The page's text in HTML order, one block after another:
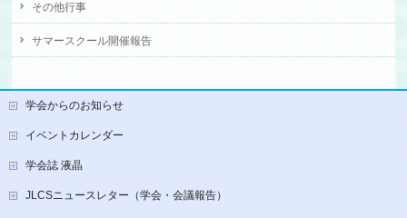
その他行事
サマースクール開催報告
学会からのお知らせ
イベントカレンダー
学会誌 液晶
JLCSニュースレター（学会・会議報告）